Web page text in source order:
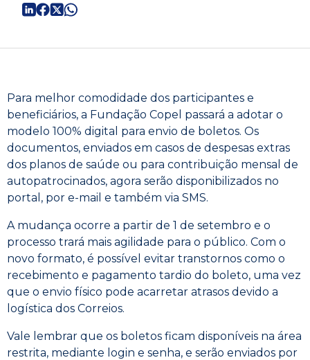
Para melhor comodidade dos participantes e
beneficiários, a Fundação Copel passará a adotar o
modelo 100% digital para envio de boletos. Os
documentos, enviados em casos de despesas extras
dos planos de saúde ou para contribuição mensal de
autopatrocinados, agora serão disponibilizados no
portal, por e-mail e também via SMS.
A mudança ocorre a partir de 1 de setembro e o
processo trará mais agilidade para o público. Com o
novo formato, é possível evitar transtornos como o
recebimento e pagamento tardio do boleto, uma vez
que o envio físico pode acarretar atrasos devido a
logística dos Correios.
Vale lembrar que os boletos ficam disponíveis na área
restrita, mediante login e senha, e serão enviados por